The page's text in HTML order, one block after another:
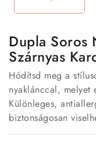
Dupla Soros
Szárnyas
Hódítsd meg a
nyaklánccal, melyet
Különleges,
biztonságosan